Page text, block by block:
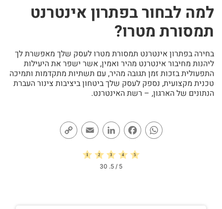
למה לבחור בפתרון אינטרנט
תמסורת מטרו?
בחירה בפתרון אינטרנט תמסורת מטרו לעסק שלך מאפשרת לך
ליהנות מחיבור אינטרנט מהיר ואמין, אשר ישפר את היעילות
התפעולית בזכות זמן תגובה מהיר, עם תשתיות מתקדמות ותמיכה
טכנית מקצועית, נספק לעסק שלך ביטחון ביציבות צינור העברת
הנתונים של הארגון, – רשת האינטרנט.
WhatsApp
Facebook
LinkedIn
Email
5
/ 5.
30